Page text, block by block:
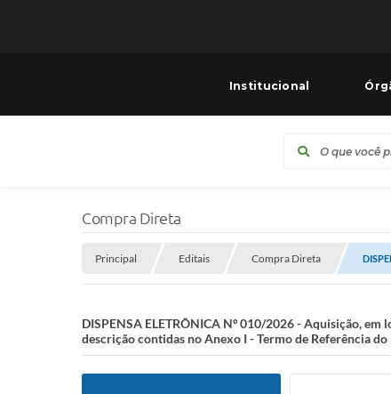
Institucional
Compra Direta
Principal Editais Compra Direta
DISPENSA ELETRÔNICA Nº 010/2026 - Aquisição,
descrição contidas no Anexo I - Termo de Referência do